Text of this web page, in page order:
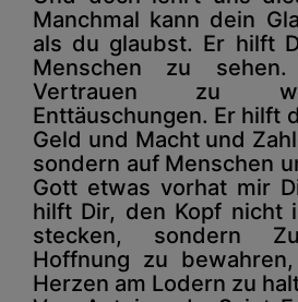
Manchmal kann dein
als du glaubst. Er hilft
Menschen zu
Vertrauen zu
Enttäuschungen. Er hilft
Geld und Macht und
sondern auf Menschen
Gott etwas vorhat mir
hilft Dir, den Kopf nicht
stecken, sondern
Hoffnung zu
Herzen am Lodern zu